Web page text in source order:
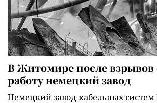
В Житомире после взрывов
работу немецкий завод
Немецкий завод кабельных